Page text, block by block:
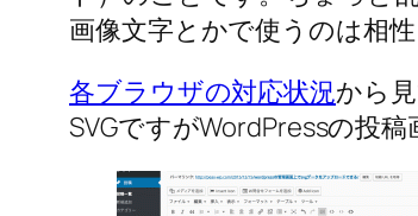
画像文字とかで使うのは相性
各ブラウザの対応状況から
SVGですがWordPressの投